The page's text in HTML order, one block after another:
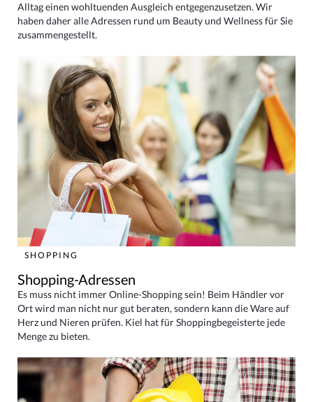
Alltag einen wohltuenden Ausgleich entgegenzusetzen. Wir
haben daher alle Adressen rund um Beauty und Wellness für Sie
zusammengestellt.
SHOPPING
Shopping-Adressen
Es muss nicht immer Online-Shopping sein! Beim Händler vor
Ort wird man nicht nur gut beraten, sondern kann die Ware auf
Herz und Nieren prüfen. Kiel hat für Shoppingbegeisterte jede
Menge zu bieten.